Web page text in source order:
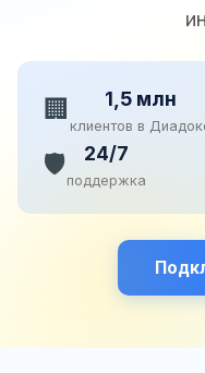
🏢 1,5 млн
клиентов в
🛡️ 24/7
поддержка